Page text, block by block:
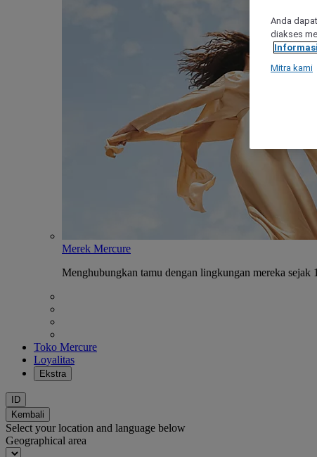
Merek Mercure
Menghubungkan tamu dengan lingkungan mereka sejak
Toko Mercure
Loyalitas
Ekstra
ID
Kembali
Select your location and language below
Geographical area
Anda
diakses
Mitra kami